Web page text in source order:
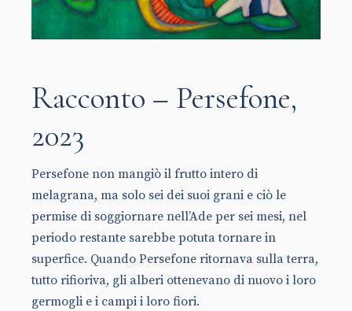
Racconto – Persefone,
2023
Persefone non mangiò il frutto intero di
melagrana, ma solo sei dei suoi grani e ciò le
permise di soggiornare nell’Ade per sei mesi, nel
periodo restante sarebbe potuta tornare in
superfice. Quando Persefone ritornava sulla terra,
tutto rifioriva, gli alberi ottenevano di nuovo i loro
germogli e i campi i loro fiori.